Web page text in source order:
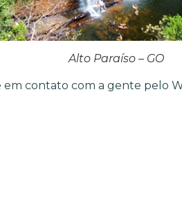
Alto Paraíso – GO
contato com a gente pelo